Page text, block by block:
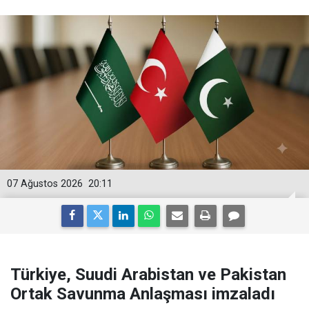
20:11
07 Ağustos 2026
Türkiye, Suudi Arabistan ve Pakistan
Ortak Savunma Anlaşması imzaladı